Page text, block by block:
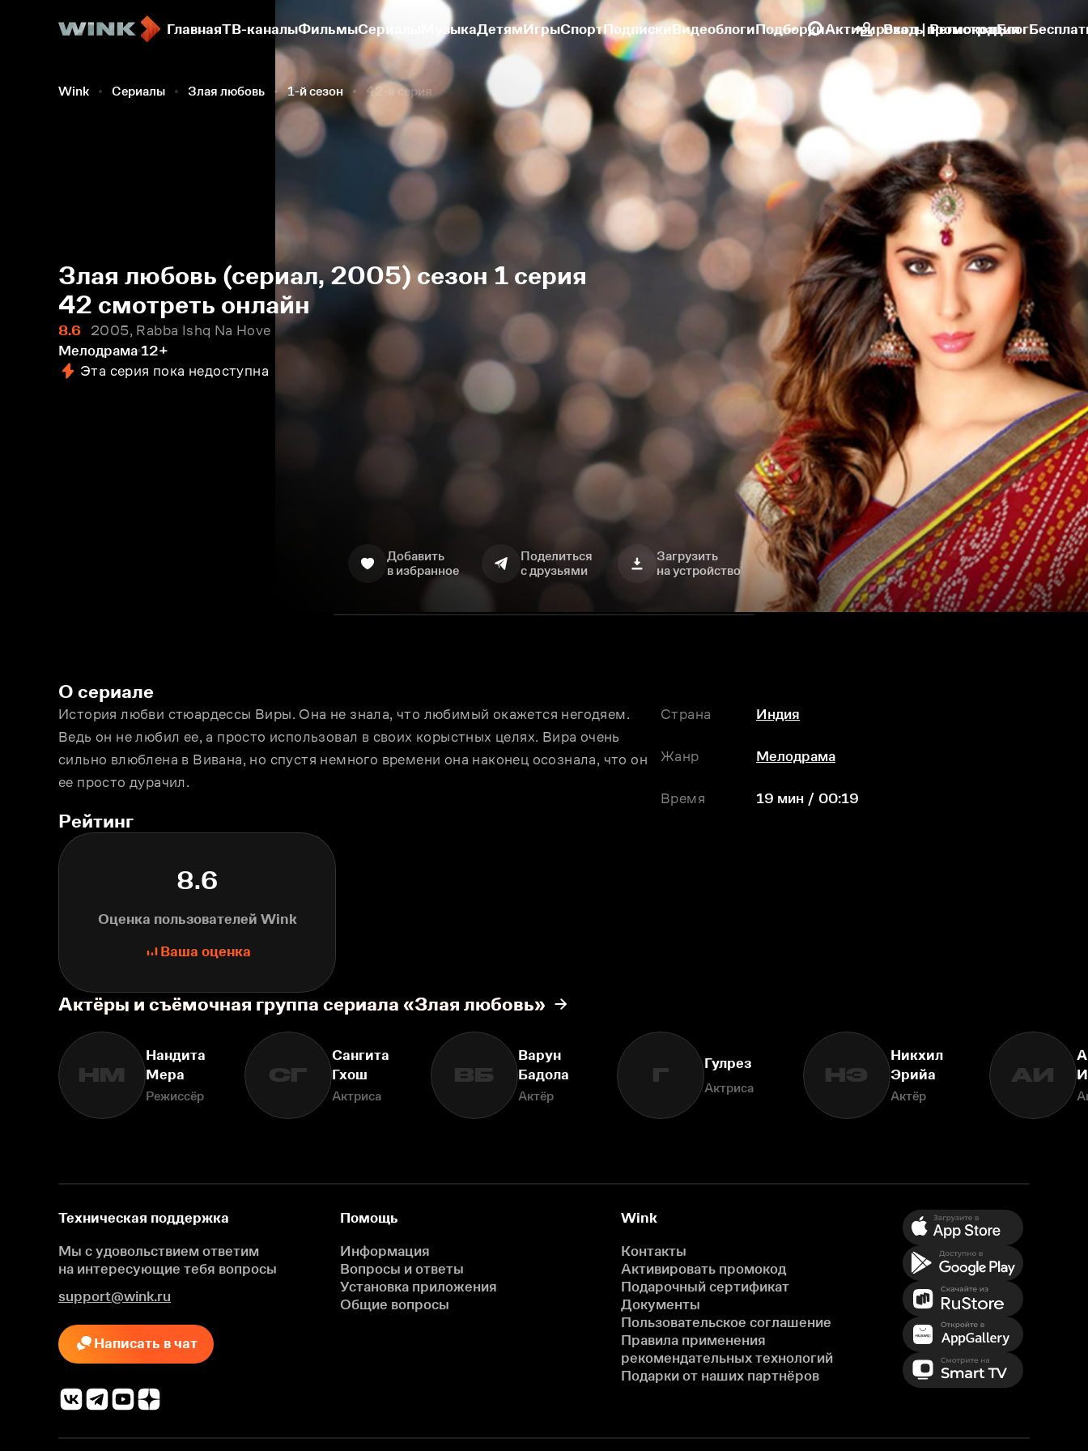
ГлавнаяТВ-каналыФильмыСериалы МузыкаДетямИгрыСпортПодпискиВидеоблогиПодборкиАктивировать промокодБлог
Вход | Регистрация
Wink Сериалы Злая любовь 1-й сезон 42-я серия
Злая любовь (сериал, 2005) сезон 1 серия
42 смотреть онлайн
8.6
2005, Rabba Ishq Na Hove
Мелодрама 12+
Эта серия пока недоступна
Добавить
в избранное
Поделиться
с друзьями
Загрузить
на устройство
О сериале
История любви стюардессы Виры. Она не знала, что любимый окажется негодяем.
Ведь он не любил ее, а просто использовал в своих корыстных целях. Вира очень
сильно влюблена в Вивана, но спустя немного времени она наконец осознала, что он
ее просто дурачил.
Страна Индия
Жанр Мелодрама
Время 19 мин / 00:19
Рейтинг
8.6
Оценка пользователей Wink
Ваша оценка
Актёры и съёмочная группа сериала «Злая любовь»
НМ
Нандита
Мера
Режиссёр
СГ
Сангита
Гхош
Актриса
ВБ
Варун
Бадола
Актёр
Г
Гулрез
Актриса
НЭ
Никхил
Эрийа
Актёр
АИ
Техническая поддержка
Мы с удовольствием ответим
на интересующие тебя вопросы
support@wink.ru
Написать в чат
Помощь
Информация
Вопросы и ответы
Установка приложения
Общие вопросы
Wink
Контакты
Активировать промокод
Подарочный сертификат
Документы
Пользовательское соглашение
Правила применения
рекомендательных технологий
Подарки от наших партнёров